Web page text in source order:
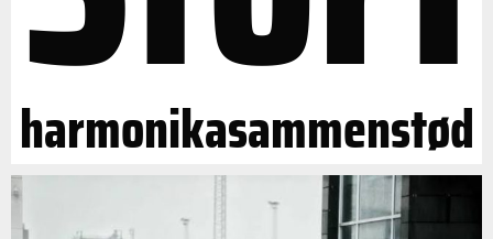
harmonikasammenstød